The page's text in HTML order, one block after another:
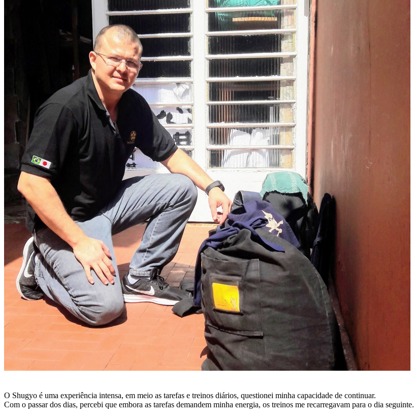
O Shugyo é uma experiência intensa, em meio as tarefas e treinos diários, questionei minha capacidade de continuar.
Com o passar dos dias, percebi que embora as tarefas demandem minha energia, os treinos me recarregavam para o dia seguinte.